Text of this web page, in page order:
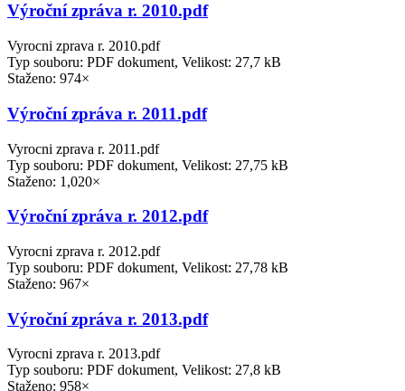
Výroční zpráva r. 2010.pdf
Vyrocni zprava r. 2010.pdf
Typ souboru: PDF dokument, Velikost: 27,7 kB
Staženo: 974×
Výroční zpráva r. 2011.pdf
Vyrocni zprava r. 2011.pdf
Typ souboru: PDF dokument, Velikost: 27,75 kB
Staženo: 1,020×
Výroční zpráva r. 2012.pdf
Vyrocni zprava r. 2012.pdf
Typ souboru: PDF dokument, Velikost: 27,78 kB
Staženo: 967×
Výroční zpráva r. 2013.pdf
Vyrocni zprava r. 2013.pdf
Typ souboru: PDF dokument, Velikost: 27,8 kB
Staženo: 958×